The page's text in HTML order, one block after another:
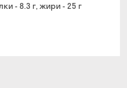
- 8.3 г, жири - 25 г